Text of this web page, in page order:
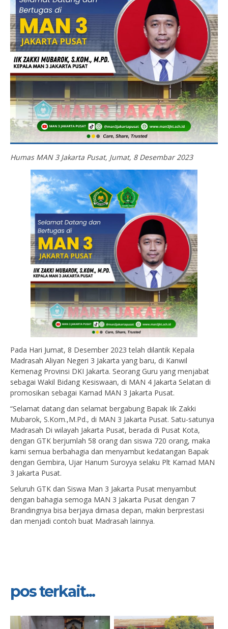
Humas MAN 3 Jakarta Pusat, Jumat, 8 Desembar 2023
Pada Hari Jumat, 8 Desember 2023 telah dilantik Kepala
Madrasah Aliyan Negeri 3 Jakarta yang baru, di Kanwil
Kemenag Provinsi DKI Jakarta. Seorang Guru yang menjabat
sebagai Wakil Bidang Kesiswaan, di MAN 4 Jakarta Selatan di
promosikan sebagai Kamad MAN 3 Jakarta Pusat.
“Selamat datang dan selamat bergabung Bapak Iik Zakki
Mubarok, S.Kom.,M.Pd., di MAN 3 Jakarta Pusat. Satu-satunya
Madrasah Di wilayah Jakarta Pusat, berada di Pusat Kota,
dengan GTK berjumlah 58 orang dan siswa 720 orang, maka
kami semua berbahagia dan menyambut kedatangan Bapak
dengan Gembira, Ujar Hanum Suroyya selaku Plt Kamad MAN
3 Jakarta Pusat.
Seluruh GTK dan Siswa Man 3 Jakarta Pusat menyambut
dengan bahagia semoga MAN 3 Jakarta Pusat dengan 7
Brandingnya bisa berjaya dimasa depan, makin berprestasi
dan menjadi contoh buat Madrasah lainnya.
pos terkait...